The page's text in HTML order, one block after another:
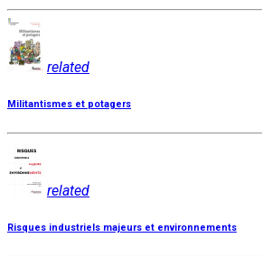
related
Militantismes et potagers
related
Risques industriels majeurs et environnements